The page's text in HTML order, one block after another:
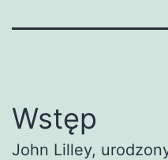
Wstęp
John Lilley,